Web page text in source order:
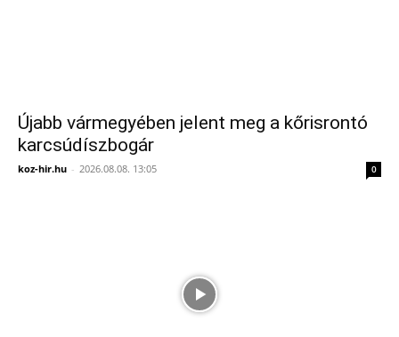
Újabb vármegyében jelent meg a kőrisrontó
karcsúdíszbogár
koz-hir.hu - 2026.08.08. 13:05 0